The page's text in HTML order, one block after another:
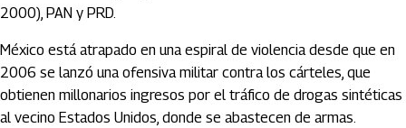
2000), PAN y PRD.
México está atrapado en una espiral de violencia desde que en
2006 se lanzó una ofensiva militar contra los cárteles, que
obtienen millonarios ingresos por el tráfico de drogas sintéticas
al vecino Estados Unidos, donde se abastecen de armas.